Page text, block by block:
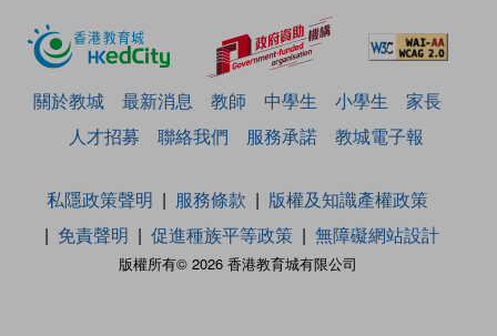
關於教城 最新消息 教師 中學生 小學生
家長
人才招募
聯絡我們 服務承諾 教城電子報
版權所有© 2026 香港教育城有限公司
私隱政策聲明 服務條款
版權及知識產權政策
免責聲明
促進種族平等政策 無障礙網站設計